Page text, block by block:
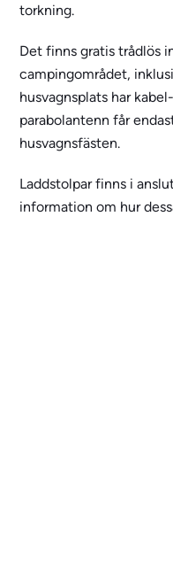
torkning.
Det finns gratis trådlös
campingområdet,
husvagnsplats har
parabolantenn får
husvagnsfästen.
Laddstolpar finns i
information om hur